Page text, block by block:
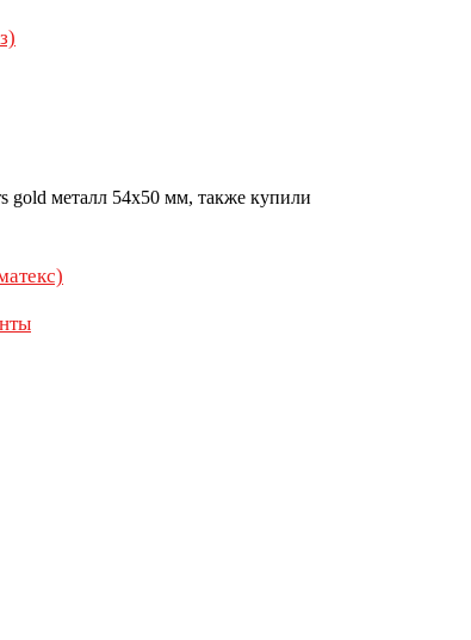
gold металл 54х50 мм, также купили